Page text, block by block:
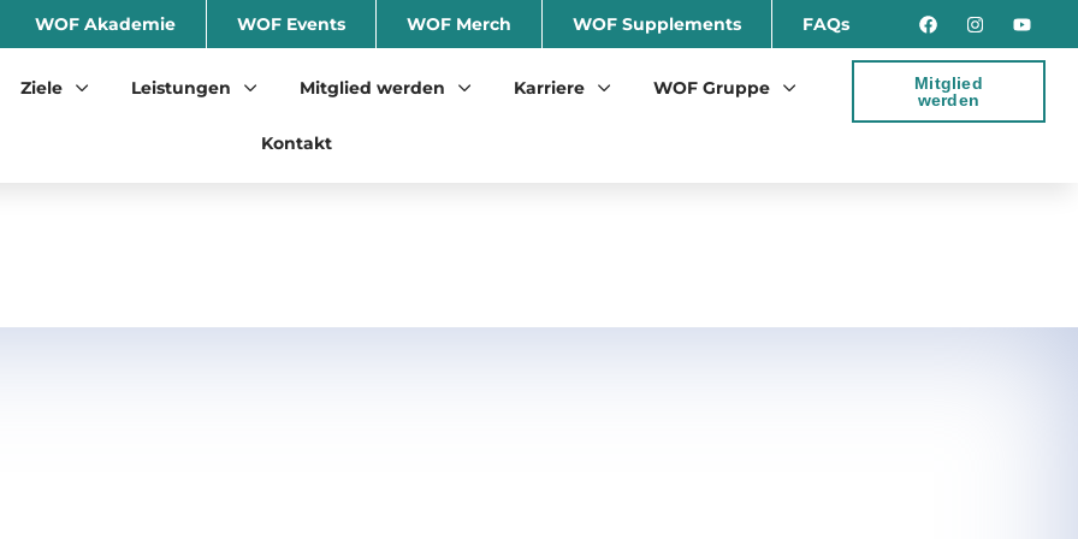
WOF Akademie WOF Events WOF Merch WOF Supplements FAQs
Ziele Leistungen Mitglied werden Karriere WOF Gruppe
Kontakt
Mitglied
werden